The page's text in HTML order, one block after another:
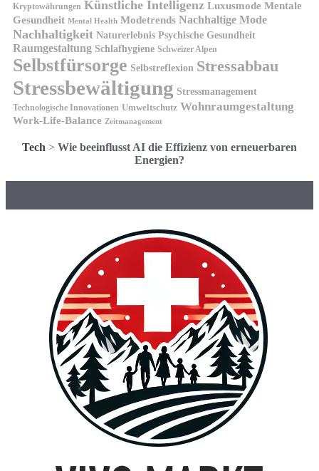
Kryptowährungen Künstliche Intelligenz Luxusmode Mentale
Gesundheit Mental Health Modetrends Nachhaltige Mode
Nachhaltigkeit Naturerlebnis Psychische Gesundheit
Raumgestaltung Schlafhygiene Schweizer Alpen
Selbstfürsorge Selbstreflexion Stressabbau
Stressbewältigung Stressmanagement
Technologische Innovationen Umweltschutz Wohnraumgestaltung
Work-Life-Balance Zeitmanagement
Tech > Wie beeinflusst AI die Effizienz von erneuerbaren
Energien?